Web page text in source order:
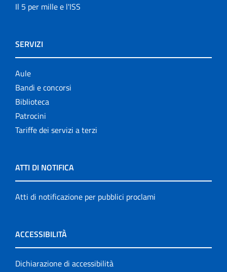
Il 5 per mille e l'ISS
SERVIZI
Aule
Bandi e concorsi
Biblioteca
Patrocini
Tariffe dei servizi a terzi
ATTI DI NOTIFICA
Atti di notificazione per pubblici proclami
ACCESSIBILITÀ
Dichiarazione di accessibilità